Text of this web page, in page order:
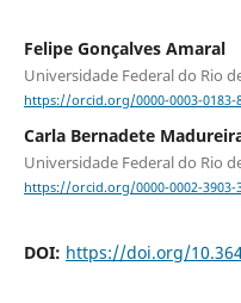
Felipe Gonçalves Amaral
Universidade Federal do Rio
https://orcid.org/0000-0003-0183-
Carla Bernadete
Universidade Federal do Rio
https://orcid.org/0000-0002-3903-
DOI: https://doi.org/